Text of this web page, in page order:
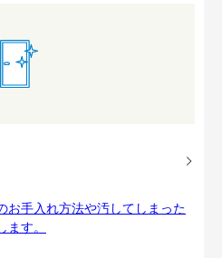
お手入れ方法や汚してしまった
す。